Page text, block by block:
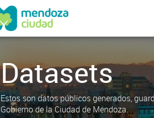
Datasets
Estos son datos públicos generados,
Gobierno de la Ciudad de Mendoza.